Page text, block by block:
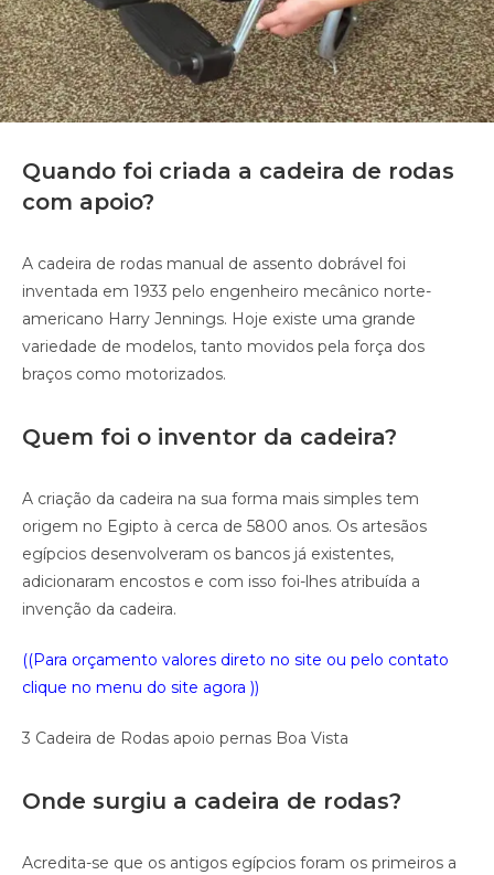
Quando foi criada a cadeira de rodas
com apoio?
A cadeira de rodas manual de assento dobrável foi
inventada em 1933 pelo engenheiro mecânico norte-
americano Harry Jennings. Hoje existe uma grande
variedade de modelos, tanto movidos pela força dos
braços como motorizados.
Quem foi o inventor da cadeira?
A criação da cadeira na sua forma mais simples tem
origem no Egipto à cerca de 5800 anos. Os artesãos
egípcios desenvolveram os bancos já existentes,
adicionaram encostos e com isso foi-lhes atribuída a
invenção da cadeira.
((Para orçamento valores direto no site ou pelo contato
clique no menu do site agora ))
3 Cadeira de Rodas apoio pernas Boa Vista
Onde surgiu a cadeira de rodas?
Acredita-se que os antigos egípcios foram os primeiros a